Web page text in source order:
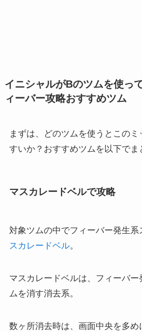
イニシャルがBのツムを使っ
ィーバー攻略おすすめツム
まずは、どのツムを使うとこの
すいか？おすすめツムを以下でま
マスカレードベルで攻略
対象ツムの中でフィーバー発生系
スカレードベル。
マスカレードベルは、フィーバー
ムを消す消去系。
数ヶ所消去時は、画面中央を多め